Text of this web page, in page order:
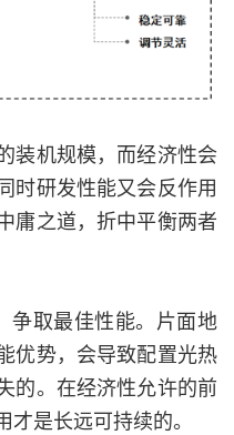
装机规模，而经济性会
时研发性能又会反作用
庸之道，折中平衡两者
争取最佳性能。片面地
优势，会导致配置光热
的。在经济性允许的前
是长远可持续的。